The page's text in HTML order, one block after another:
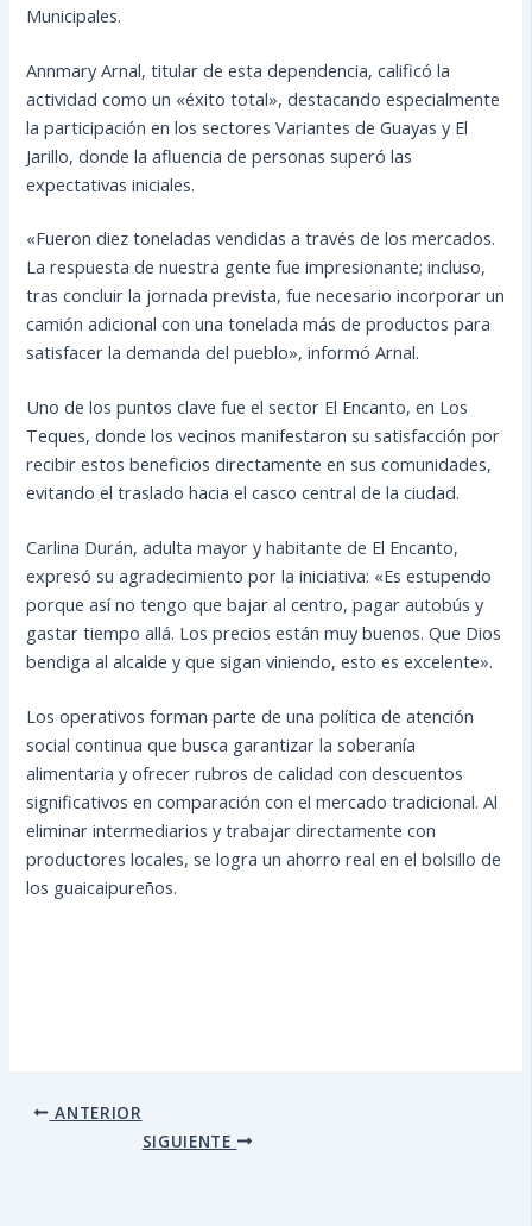
Municipales.
Annmary Arnal, titular de esta dependencia, calificó la
actividad como un «éxito total», destacando especialmente
la participación en los sectores Variantes de Guayas y El
Jarillo, donde la afluencia de personas superó las
expectativas iniciales.
«Fueron diez toneladas vendidas a través de los mercados.
La respuesta de nuestra gente fue impresionante; incluso,
tras concluir la jornada prevista, fue necesario incorporar un
camión adicional con una tonelada más de productos para
satisfacer la demanda del pueblo», informó Arnal.
Uno de los puntos clave fue el sector El Encanto, en Los
Teques, donde los vecinos manifestaron su satisfacción por
recibir estos beneficios directamente en sus comunidades,
evitando el traslado hacia el casco central de la ciudad.
Carlina Durán, adulta mayor y habitante de El Encanto,
expresó su agradecimiento por la iniciativa: «Es estupendo
porque así no tengo que bajar al centro, pagar autobús y
gastar tiempo allá. Los precios están muy buenos. Que Dios
bendiga al alcalde y que sigan viniendo, esto es excelente».
Los operativos forman parte de una política de atención
social continua que busca garantizar la soberanía
alimentaria y ofrecer rubros de calidad con descuentos
significativos en comparación con el mercado tradicional. Al
eliminar intermediarios y trabajar directamente con
productores locales, se logra un ahorro real en el bolsillo de
los guaicaipureños.
ANTERIOR
SIGUIENTE